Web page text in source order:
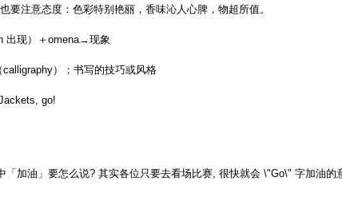
要注意态度：色彩特别艳丽，香味沁人心脾，物超所值。
出现）＋omena→现象
）；书写的技巧或风格
go!
「加油」要怎么说? 其实各位只要去看场比赛, 很快就会 \"Go\" 字加油